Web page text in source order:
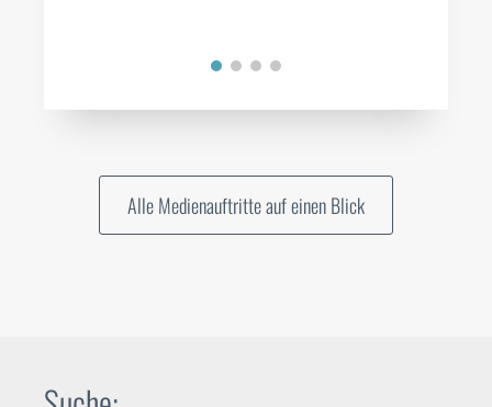
Alle Medienauftritte auf einen Blick